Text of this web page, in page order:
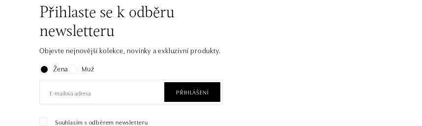
Přihlaste se k odběru
newsletteru
Objevte nejnovější kolekce, novinky a exkluzivní produkty.
Žena
Muž
PŘIHLÁŠENÍ
Souhlasím s odběrem newsletteru